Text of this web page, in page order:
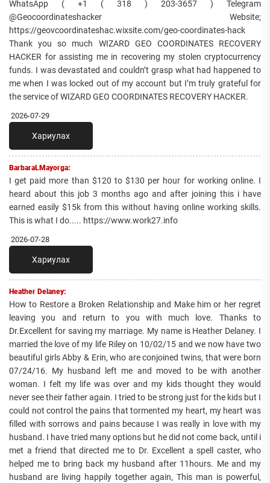
WhatsApp ( +1 ( 318 ) 203-3657 ) Telegram
@Geocoordinateshacker Website;
https://geovcoordinateshac.wixsite.com/geo-coordinates-hack
Thank you so much WIZARD GEO COORDINATES RECOVERY
HACKER for assisting me in recovering my stolen cryptocurrency
funds. I was devastated and couldn’t grasp what had happened to
me when I was locked out of my account but I’m truly grateful for
the service of WIZARD GEO COORDINATES RECOVERY HACKER.
2026-07-29
Хариулах
BarbaraLMayorga:
I get paid more than $120 to $130 per hour for working online. I
heard about this job 3 months ago and after joining this i have
earned easily $15k from this without having online working skills.
This is what I do..... https://www.work27.info
2026-07-28
Хариулах
Heather Delaney:
How to Restore a Broken Relationship and Make him or her regret
leaving you and return to you with much love. Thanks to
Dr.Excellent for saving my marriage. My name is Heather Delaney. I
married the love of my life Riley on 10/02/15 and we now have two
beautiful girls Abby & Erin, who are conjoined twins, that were born
07/24/16. My husband left me and moved to be with another
woman. I felt my life was over and my kids thought they would
never see their father again. I tried to be strong just for the kids but I
could not control the pains that tormented my heart, my heart was
filled with sorrows and pains because I was really in love with my
husband. I have tried many options but he did not come back, until i
met a friend that directed me to Dr. Excellent a spell caster, who
helped me to bring back my husband after 11hours. Me and my
husband are living happily together again, This man is powerful,